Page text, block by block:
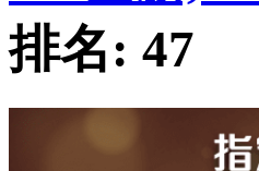
排名: 47